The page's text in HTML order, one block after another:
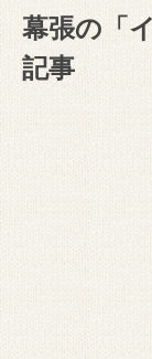
幕張の「
記事